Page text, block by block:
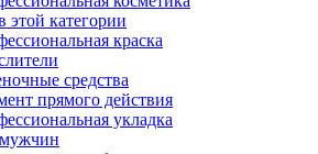
этой категории
краска
средства
прямого действия
укладка